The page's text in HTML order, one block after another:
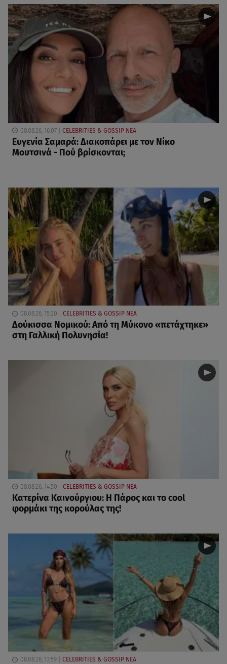
08.08.26, 16:07 CELEBRITIES & GOSSIP ΝΕΑ
Ευγενία Σαμαρά: Διακοπάρει με τον Νίκο
Μουτσινά - Πού βρίσκονται;
08.08.26, 15:20 CELEBRITIES & GOSSIP ΝΕΑ
Δούκισσα Νομικού: Από τη Μύκονο «πετάχτηκε»
στη Γαλλική Πολυνησία!
08.08.26, 14:50 CELEBRITIES & GOSSIP ΝΕΑ
Κατερίνα Καινούργιου: Η Πάρος και το cool
φορμάκι της κορούλας της!
08.08.26, 13:59 CELEBRITIES & GOSSIP ΝΕΑ